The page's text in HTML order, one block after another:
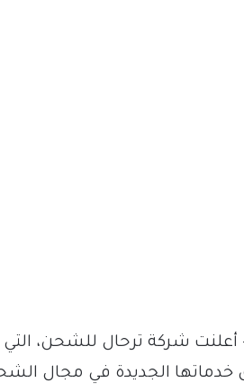
– أعلنت شركة ترحال للشحن،
خدماتها الجديدة في مجال